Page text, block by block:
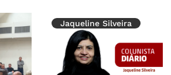
Jaqueline Silveira